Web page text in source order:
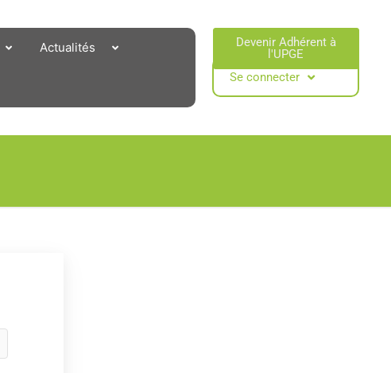
Actualités
Devenir Adhérent à
l'UPGE​
Se connecter